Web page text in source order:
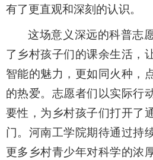
有了更直观和深刻的认识。
这场意义深远的科普志
了乡村孩子们的课余生活，
智能的魅力，更如同火种，
的热爱。志愿者们以实际行
要性，为乡村孩子们打开了
门。河南工学院期待通过持
更多乡村青少年对科学的浓